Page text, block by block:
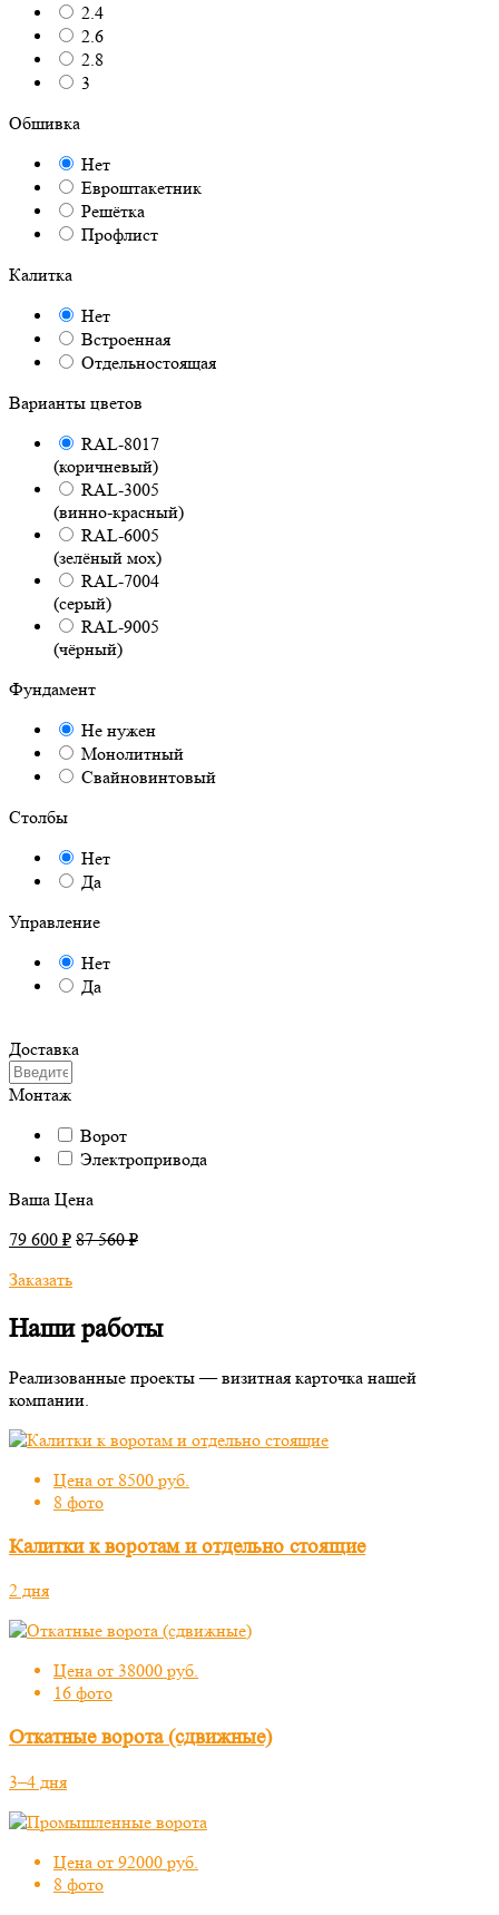
2.4
2.6
2.8
3
Обшивка
Нет
Евроштакетник
Решётка
Профлист
Калитка
Нет
Встроенная
Отдельностоящая
Варианты цветов
RAL-8017
(коричневый)
RAL-3005
(винно-красный)
RAL-6005
(зелёный мох)
RAL-7004
(серый)
RAL-9005
(чёрный)
Фундамент
Не нужен
Монолитный
Свайновинтовый
Столбы
Нет
Да
Управление
Нет
Да
Доставка
Монтаж
Ворот
Электропривода
Ваша Цена
79 600 ₽ 87 560 ₽
Заказать
Наши работы
Реализованные проекты — визитная карточка нашей
компании.
Цена от 8500 руб.
8 фото
Калитки к воротам и отдельно стоящие
2 дня
Цена от 38000 руб.
16 фото
Откатные ворота (сдвижные)
3–4 дня
Цена от 92000 руб.
8 фото